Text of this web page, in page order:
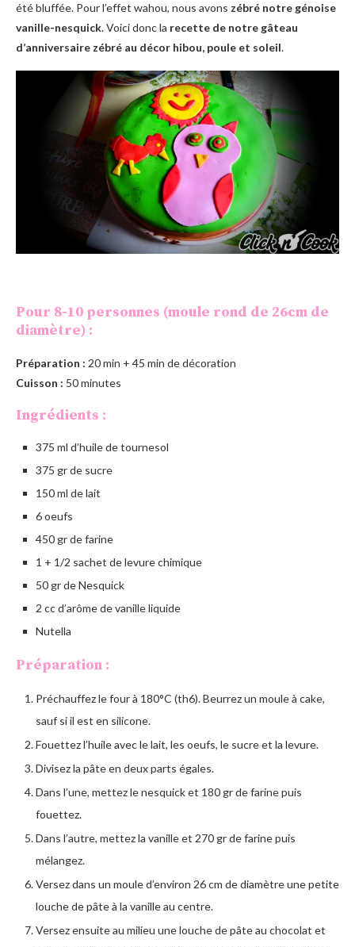
été bluffée. Pour l’effet wahou, nous avons zébré notre génoise
vanille-nesquick. Voici donc la recette de notre gâteau
d’anniversaire zébré au décor hibou, poule et soleil.
Pour 8-10 personnes (moule rond de 26cm de
diamètre) :
Préparation : 20 min + 45 min de décoration
Cuisson : 50 minutes
Ingrédients :
375 ml d’huile de tournesol
375 gr de sucre
150 ml de lait
6 oeufs
450 gr de farine
1 + 1/2 sachet de levure chimique
50 gr de Nesquick
2 cc d’arôme de vanille liquide
Nutella
Préparation :
Préchauffez le four à 180°C (th6). Beurrez un moule à cake,
sauf si il est en silicone.
Fouettez l’huile avec le lait, les oeufs, le sucre et la levure.
Divisez la pâte en deux parts égales.
Dans l’une, mettez le nesquick et 180 gr de farine puis
fouettez.
Dans l’autre, mettez la vanille et 270 gr de farine puis
mélangez.
Versez dans un moule d’environ 26 cm de diamètre une petite
louche de pâte à la vanille au centre.
Versez ensuite au milieu une louche de pâte au chocolat et